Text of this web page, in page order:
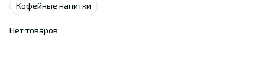
Кофейные напитки
Нет товаров